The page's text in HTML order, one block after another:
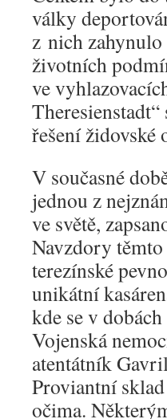
války
z nich
životních
ve
řešení židovské
V současné
jednou z
ve světě,
Navzdory
terezínské
unikátní
kde se v
Vojenská
atentátník
Proviantní
očima.